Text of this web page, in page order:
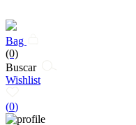
Bag
(0)
Buscar
Wishlist
(0)